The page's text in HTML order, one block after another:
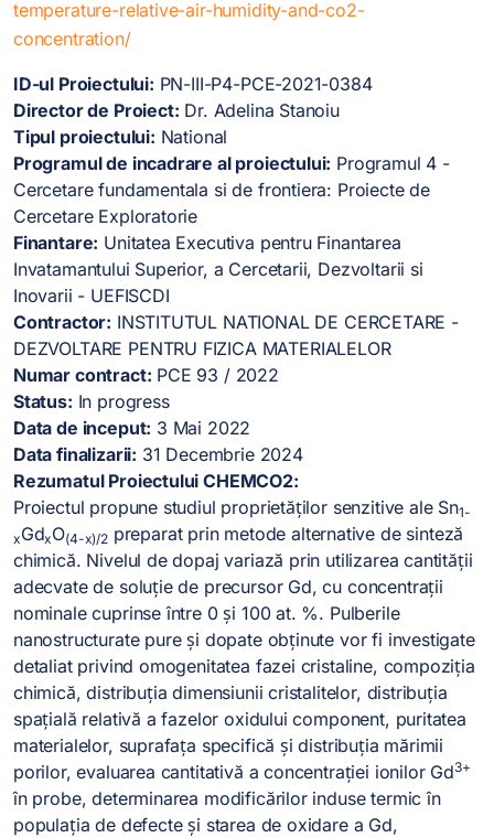
temperature-relative-air-humidity-and-co2-
concentration/
ID-ul Proiectului: PN-III-P4-PCE-2021-0384
Director de Proiect: Dr. Adelina Stanoiu
Tipul proiectului: National
Programul de incadrare al proiectului: Programul 4 -
Cercetare fundamentala si de frontiera: Proiecte de
Cercetare Exploratorie
Finantare: Unitatea Executiva pentru Finantarea
Invatamantului Superior, a Cercetarii, Dezvoltarii si
Inovarii - UEFISCDI
Contractor: INSTITUTUL NATIONAL DE CERCETARE -
DEZVOLTARE PENTRU FIZICA MATERIALELOR
Numar contract: PCE 93 / 2022
Status: In progress
Data de inceput: 3 Mai 2022
Data finalizarii: 31 Decembrie 2024
Rezumatul Proiectului CHEMCO2:
Proiectul propune studiul proprietăților senzitive ale Sn1-
xGdxO(4-x)/2preparat prin metode alternative de sinteză
chimică. Nivelul de dopaj variază prin utilizarea cantității
adecvate de soluție de precursor Gd, cu concentrații
nominale cuprinse între 0 și 100 at. %. Pulberile
nanostructurate pure și dopate obținute vor fi investigate
detaliat privind omogenitatea fazei cristaline, compoziția
chimică, distribuția dimensiunii cristalitelor, distribuția
spațială relativă a fazelor oxidului component, puritatea
materialelor, suprafața specifică și distribuția mărimii
porilor, evaluarea cantitativă a concentrației ionilor Gd3+
în probe, determinarea modificărilor induse termic în
populația de defecte și starea de oxidare a Gd,